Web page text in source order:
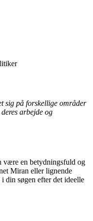
sig på forskellige områder
arbejde og
være en betydningsfuld og
Miran eller lignende
din søgen efter det ideelle